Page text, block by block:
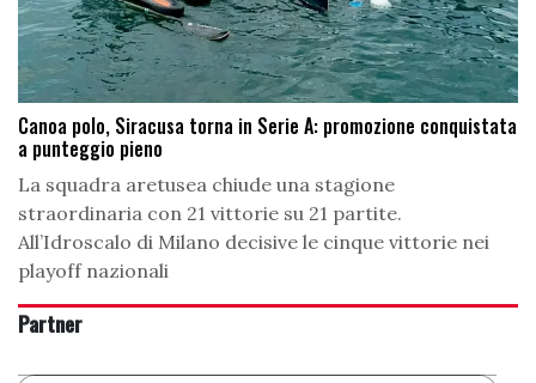
Canoa polo, Siracusa torna in Serie A: promozione conquistata
a punteggio pieno
La squadra aretusea chiude una stagione
straordinaria con 21 vittorie su 21 partite.
All’Idroscalo di Milano decisive le cinque vittorie nei
playoff nazionali
Partner